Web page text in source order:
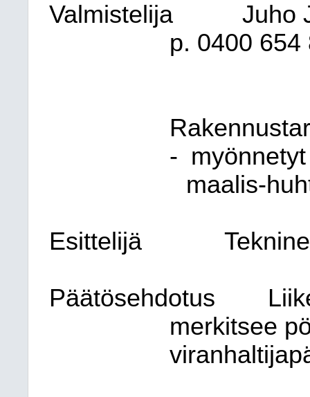
Valmistelija
Juho
p. 0400
-
maalis-
Esittelijä
Päätösehdotus
merkitsee